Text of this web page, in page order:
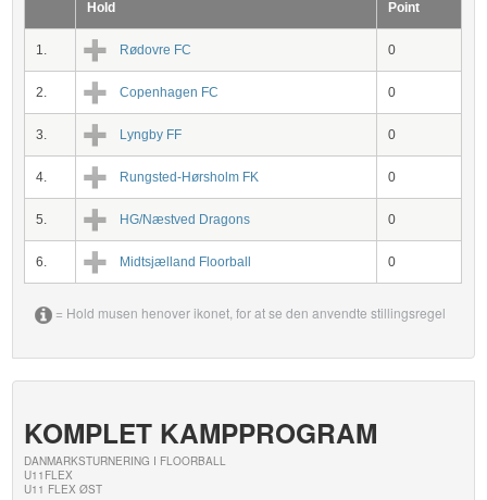
Hold Point
1. Rødovre FC 0
2. Copenhagen FC 0
3. Lyngby FF 0
4. Rungsted-Hørsholm FK 0
5. HG/Næstved Dragons 0
6. Midtsjælland Floorball 0
= Hold musen henover ikonet, for at se den anvendte stillingsregel
KOMPLET KAMPPROGRAM
DANMARKSTURNERING I FLOORBALL
U11FLEX
U11 FLEX ØST